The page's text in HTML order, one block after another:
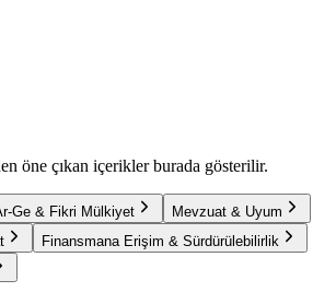
öne çıkan içerikler burada gösterilir.
Ge & Fikri Mülkiyet
Mevzuat & Uyum
Finansmana Erişim & Sürdürülebilirlik